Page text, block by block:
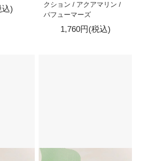
込)
クション / アクアマリン /
パフューマーズ
1,760円(税込)